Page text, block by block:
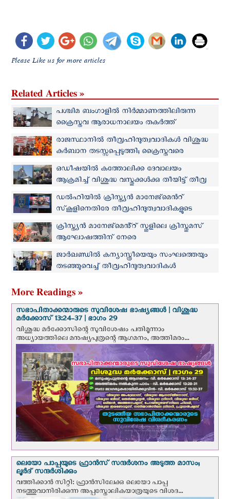
Please Like us for more articles
Related Articles »
പശ്ചിമ ബംഗാളിൽ നിർമ്മാണത്തിലിരുന്ന
ക്രൈസ്തവ ആരാധനാലയം തകര്‍ത്ത്
തീവ്രഹിന്ദുത്വവാദികള്‍
രാജസ്ഥാനിൽ തീവ്രഹിന്ദുത്വവാദികള്‍ വിശുദ്ധ
കുര്‍ബാന തടസ്സപ്പെടുത്തി; ക്രൈസ്തവരെ
അകാരണമായി അറസ്റ്റ് ചെയ്ത് പോലീസ്
ഒഡീഷയില്‍ കത്തോലിക്ക ദേവാലയം
ആക്രമിച്ച് വിശുദ്ധ വസ്തുക്കൾക്കു തീയിട്ട് തീവ്ര
ഹിന്ദുത്വവാദികള്‍
ഡൽഹിയില്‍ ക്രിസ്ത്യന്‍ മാനേജ്മെന്‍റ്
സ്‌കൂളിനെതിരേ തീവ്രഹിന്ദുത്വവാദികളുടെ
പ്രതിഷേധം
ക്രിസ്ത്യൻ മാനേജ്മെൻ്റ് സ്കൂളിലെ ക്രിസ്തുമസ്
ആഘോഷത്തിന് നേരെ
തീവ്രഹിന്ദുത്വവാദികളുടെ ആക്രമണം
ജാർഖണ്ഡില്‍ കന്യാസ്ത്രീയെയും സംഘത്തെയും
തടഞ്ഞുവെച്ച് തീവ്രഹിന്ദുത്വവാദികള്‍
More Readings »
സഭാപിതാക്കന്മാരുടെ സുവിശേഷ ഭാഷ്യങ്ങള്‍ | വിശുദ്ധ
മര്‍ക്കോസ് 13:24-37 | ഭാഗം 29
വിശുദ്ധ മര്‍ക്കോസിന്റെ സുവിശേഷം പതിമൂന്നാം
അധ്യായത്തിലെ മനുഷ്യപുത്രന്റെ ആഗമനം, അത്തിമരം...
ലെയോ പാപ്പയുടെ ഫ്രാന്‍സ് സന്ദര്‍ശനം അടുത്ത മാസം;
ലൂര്‍ദ് സന്ദര്‍ശിക്കും
വത്തിക്കാന്‍ സിറ്റി: ഫ്രാൻസിലേക്കു ലെയോ പാപ്പ
നടത്തുവാനിരിക്കുന്ന അപ്പസ്തോലികയാത്രയുടെ വിശദ...